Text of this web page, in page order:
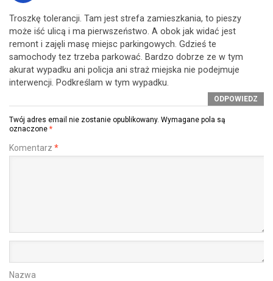
Troszkę tolerancji. Tam jest strefa zamieszkania, to pieszy
może iść ulicą i ma pierwszeństwo. A obok jak widać jest
remont i zajęli masę miejsc parkingowych. Gdzieś te
samochody tez trzeba parkować. Bardzo dobrze ze w tym
akurat wypadku ani policja ani straż miejska nie podejmuje
interwencji. Podkreślam w tym wypadku.
ODPOWIEDZ
Twój adres email nie zostanie opublikowany. Wymagane pola są
oznaczone *
Komentarz *
Nazwa